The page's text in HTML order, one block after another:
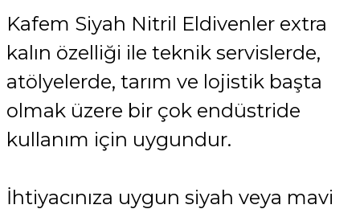
Kafem Siyah Nitril Eldivenler extra
kalın özelliği ile teknik servislerde,
atölyelerde, tarım ve lojistik başta
olmak üzere bir çok endüstride
kullanım için uygundur.
İhtiyacınıza uygun siyah veya mavi